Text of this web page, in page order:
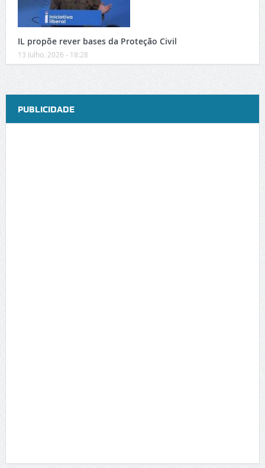
IL propõe rever bases da Proteção Civil
13 Julho, 2026 - 18:28
PUBLICIDADE